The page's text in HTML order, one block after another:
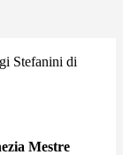
Stefanini di
Mestre